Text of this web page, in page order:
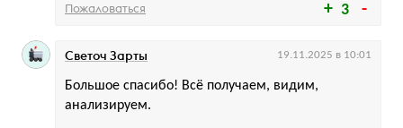
3
Пожаловаться
Большое спасибо! Всё получаем, видим,
анализируем.
Светоч Зарты 19.11.2025 в 10:01